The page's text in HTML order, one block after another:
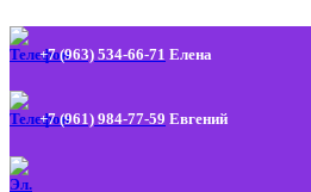
+7 (963) 534-66-71 Елена
+7 (961) 984-77-59 Евгений